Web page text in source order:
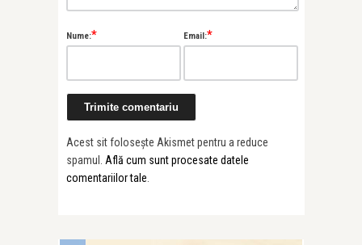
Nume:* Email:*
Acest sit folosește Akismet pentru a reduce
spamul. Află cum sunt procesate datele
comentariilor tale.